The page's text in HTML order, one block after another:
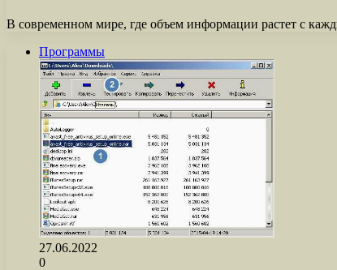
В современном мире, где объем информации растет с
Программы
27.06.2022
0